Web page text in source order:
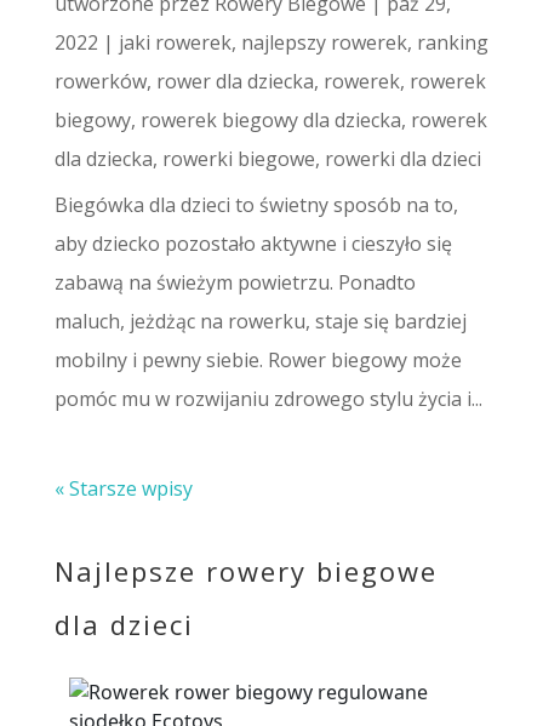
2022 | jaki rowerek, najlepszy rowerek, ranking
rowerków, rower dla dziecka, rowerek, rowerek
biegowy, rowerek biegowy dla dziecka, rowerek
dla dziecka, rowerki biegowe, rowerki dla dzieci
Biegówka dla dzieci to świetny sposób na to,
aby dziecko pozostało aktywne i cieszyło się
zabawą na świeżym powietrzu. Ponadto
maluch, jeżdżąc na rowerku, staje się bardziej
mobilny i pewny siebie. Rower biegowy może
pomóc mu w rozwijaniu zdrowego stylu życia i...
« Starsze wpisy
Najlepsze rowery biegowe
dla dzieci